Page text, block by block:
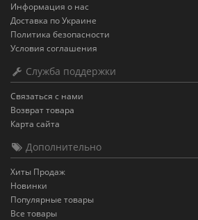
Информация о нас
Доставка по Украине
Политика безопасности
Условия соглашения
Служба поддержки
Связаться с нами
Возврат товара
Карта сайта
Дополнительно
Хиты Продаж
Новинки
Популярные товары
Все товары